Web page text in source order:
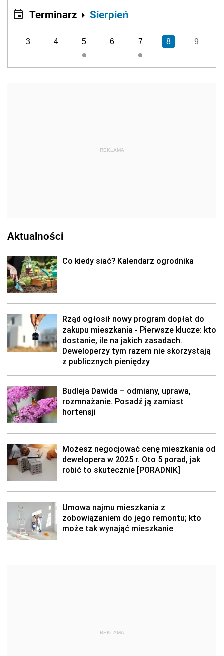
Terminarz Sierpień
3 4 5 6 7 8 9
REKLAMA
Aktualności
Co kiedy siać? Kalendarz ogrodnika
Rząd ogłosił nowy program dopłat do
zakupu mieszkania - Pierwsze klucze: kto
dostanie, ile na jakich zasadach.
Deweloperzy tym razem nie skorzystają
z publicznych pieniędzy
Budleja Dawida – odmiany, uprawa,
rozmnażanie. Posadź ją zamiast
hortensji
Możesz negocjować cenę mieszkania od
dewelopera w 2025 r. Oto 5 porad, jak
robić to skutecznie [PORADNIK]
Umowa najmu mieszkania z
zobowiązaniem do jego remontu; kto
może tak wynająć mieszkanie
REKLAMA